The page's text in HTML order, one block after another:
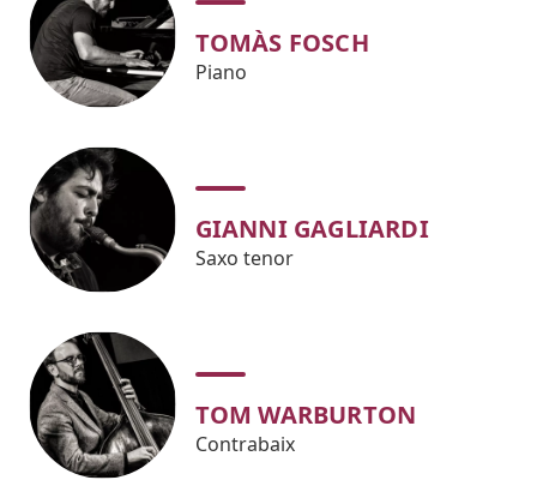
TOMÀS FOSCH
Piano
GIANNI GAGLIARDI
Saxo tenor
TOM WARBURTON
Contrabaix